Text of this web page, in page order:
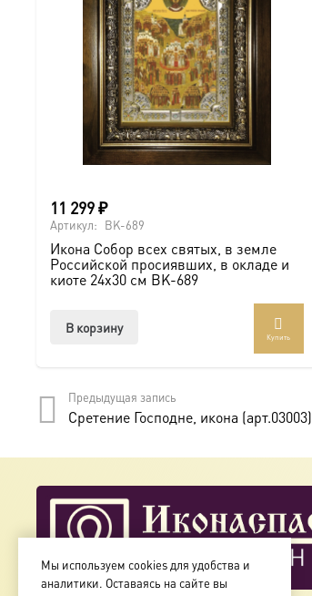
11 299₽
Артикул: BK-689
Икона Собор всех святых, в земле
Российской просиявших, в окладе и
киоте 24х30 см BK-689
В корзину
Купить
Предыдущая запись
Сретение Господне, икона (арт.03003)
Мы используем cookies для удобства и
аналитики. Оставаясь на сайте вы